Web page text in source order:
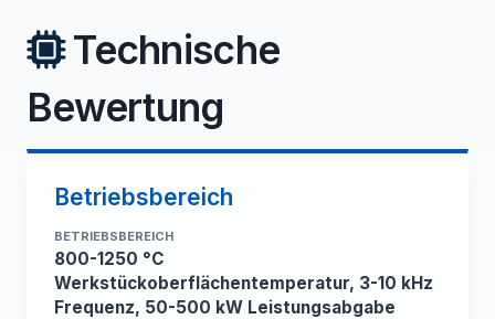
Technische
Bewertung
Betriebsbereich
BETRIEBSBEREICH
800-1250 °C
Werkstückoberflächentemperatur, 3-10 kHz
Frequenz, 50-500 kW Leistungsabgabe